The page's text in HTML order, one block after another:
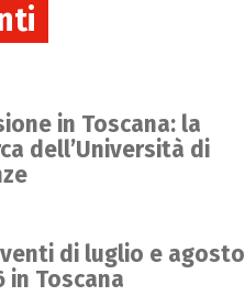
in Toscana: la
dell’Università di
di luglio e agosto
in Toscana